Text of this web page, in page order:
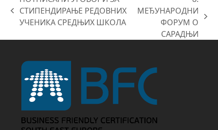
previous
post:
СТИПЕНДИРАЊЕ РЕДОВНИХ
УЧЕНИКА СРЕДЊИХ ШКОЛА
МЕЂУНАРОДНИ
ФОРУМ О
САРАДЊИ